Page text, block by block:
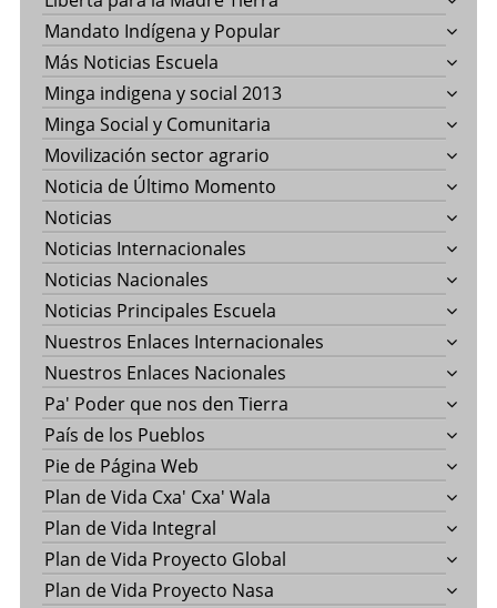
Mandato Indígena y Popular
Más Noticias Escuela
Minga indigena y social 2013
Minga Social y Comunitaria
Movilización sector agrario
Noticia de Último Momento
Noticias
Noticias Internacionales
Noticias Nacionales
Noticias Principales Escuela
Nuestros Enlaces Internacionales
Nuestros Enlaces Nacionales
Pa' Poder que nos den Tierra
País de los Pueblos
Pie de Página Web
Plan de Vida Cxa' Cxa' Wala
Plan de Vida Integral
Plan de Vida Proyecto Global
Plan de Vida Proyecto Nasa